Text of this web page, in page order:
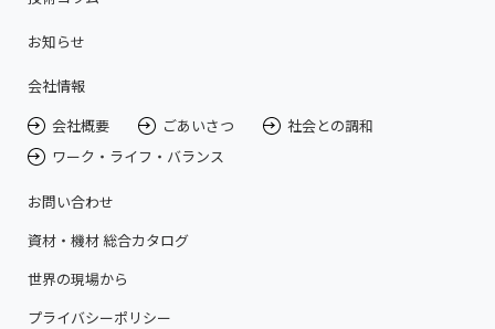
お知らせ
会社情報
会社概要
ごあいさつ
社会との調和
ワーク・ライフ・バランス
お問い合わせ
資材・機材 総合カタログ
世界の現場から
プライバシーポリシー